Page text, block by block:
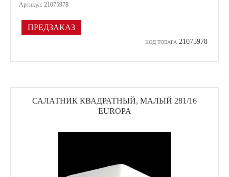
Артикул: 21075978
ПРЕДЗАКАЗ
КОД ТОВАРА 21075978
САЛАТНИК КВАДРАТНЫЙ, МАЛЫЙ 281/16
EUROPA